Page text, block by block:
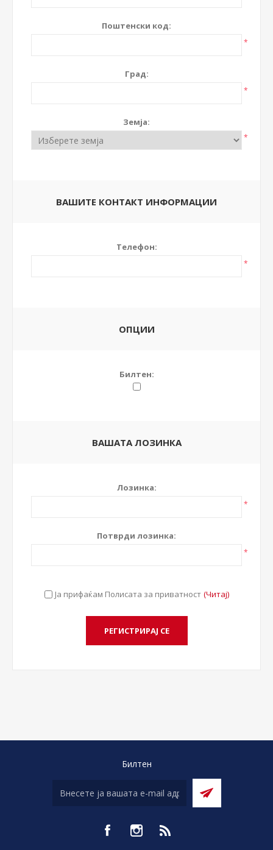
Поштенски код:
*
Град:
*
Земја:
*
ВАШИТЕ КОНТАКТ ИНФОРМАЦИИ
Телефон:
*
ОПЦИИ
Билтен:
ВАШАТА ЛОЗИНКА
Лозинка:
*
Потврди лозинка:
*
Ја прифаќам Полисата за приватност (Читај)
Билтен